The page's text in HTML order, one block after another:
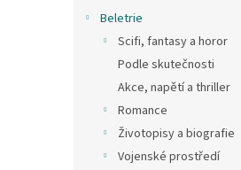
Beletrie
Scifi, fantasy a horor
Podle skutečnosti
Akce, napětí a thriller
Romance
Životopisy a biografie
Vojenské prostředí